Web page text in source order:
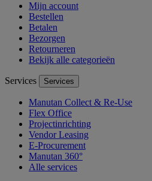
Mijn account
Bestellen
Betalen
Bezorgen
Retourneren
Bekijk alle categorieën
Services Services
Manutan Collect & Re-Use
Flex Office
Projectinrichting
Vendor Leasing
E-Procurement
Manutan 360°
Alle services